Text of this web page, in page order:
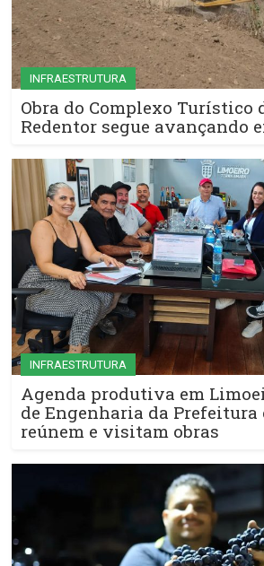
INFRAESTRUTURA
Obra do Complexo Turístico
Redentor segue avançando
INFRAESTRUTURA
Agenda produtiva em
de Engenharia da Prefeitura
reúnem e visitam obras